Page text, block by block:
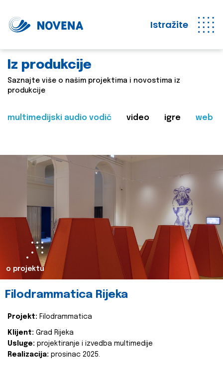
Istražite
Iz produkcije
Saznajte više o našim projektima i novostima iz
produkcije
multimedijski audio vodič video igre web
o projektu
Filodrammatica Rijeka
Projekt: Filodrammatica
Klijent: Grad Rijeka
Usluge: projektiranje i izvedba multimedije
Realizacija: prosinac 2025.